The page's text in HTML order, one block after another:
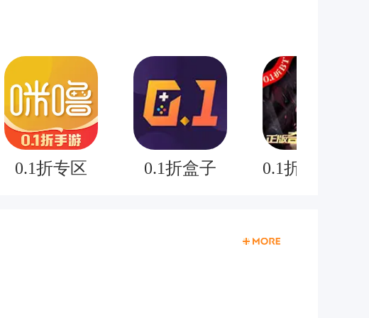
0.1折专区 0.1折盒子